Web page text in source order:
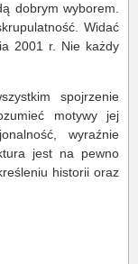
dobrym wyborem.
Widać
2001 r. Nie każdy
spojrzenie
motywy jej
wyraźnie
jest na pewno
historii oraz